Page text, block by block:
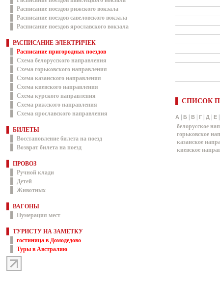
Расписание поездов рижского вокзала
Расписание поездов савеловского вокзала
Расписание поездов ярославского вокзала
РАСПИСАНИЕ ЭЛЕКТРИЧЕК
Расписание пригородных поездов
Схема белорусского направления
Схема горьковского направления
Схема казанского направления
Схема киевского направления
Схема курского направления
Схема рижского направления
Схема ярославского направления
БИЛЕТЫ
Восстановление билета на поезд
Возврат билета на поезд
ПРОВОЗ
Ручной клади
Детей
Животных
ВАГОНЫ
Нумерация мест
ТУРИСТУ НА ЗАМЕТКУ
гостиница в Домодедово
Туры в Австралию
СПИСОК
А Б В Г Д Е
белорусское
горьковское
казанское
киевское